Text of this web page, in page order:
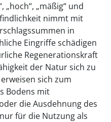
„hoch“, „mäßig“ und
nimmt mit
in
Eingriffe schädigen
Regenerationskraft
der Natur sich zu
sich zum
Bodens mit
die Ausdehnung des
für die Nutzung als